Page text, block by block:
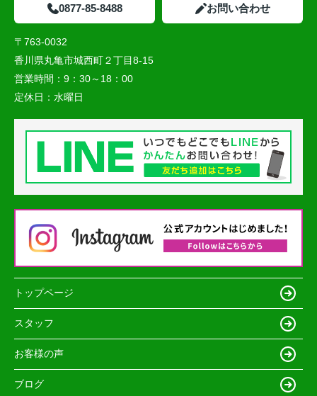
0877-85-8488 お問い合わせ
〒763-0032
香川県丸亀市城西町２丁目8-15
営業時間： 9：30～18：00
定休日： 水曜日
トップページ
スタッフ
お客様の声
ブログ